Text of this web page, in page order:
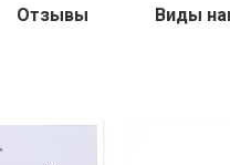
Отзывы Виды